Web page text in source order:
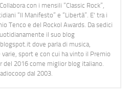
con i mensili “Classic Rock”,
“Il Manifesto” e “Libertà”. E' tra i
Tenco e del Rockol Awards. Da sedici
il suo blog
dove parla di musica,
sport e con cui ha vinto il Premio
2016 come miglior blog italiano.
dal 2003.